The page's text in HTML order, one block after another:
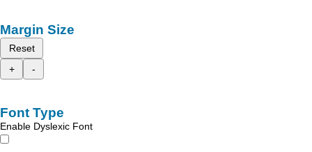
Margin Size
Reset
+
-
Font Type
Enable Dyslexic Font